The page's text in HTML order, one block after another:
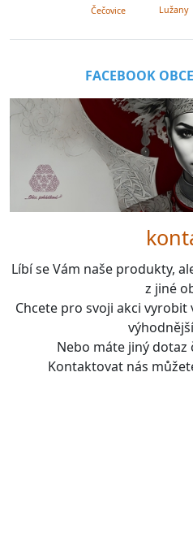
Čečovice
Lužany
FACEBOOK
Líbí se Vám naše produkty,
z jiné
Chcete pro svoji akci
Nebo máte jiný dotaz
Kontaktovat nás